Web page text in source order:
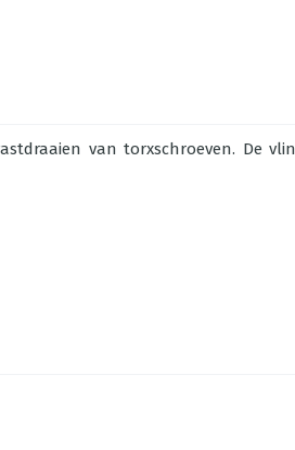
van torxschroeven. De